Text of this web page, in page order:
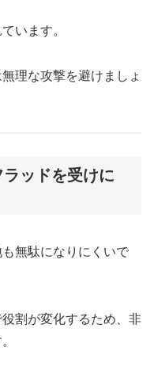
います。
理な攻撃を避けましょ
ッドを受けに
無駄になりにくいで
割が変化するため、非